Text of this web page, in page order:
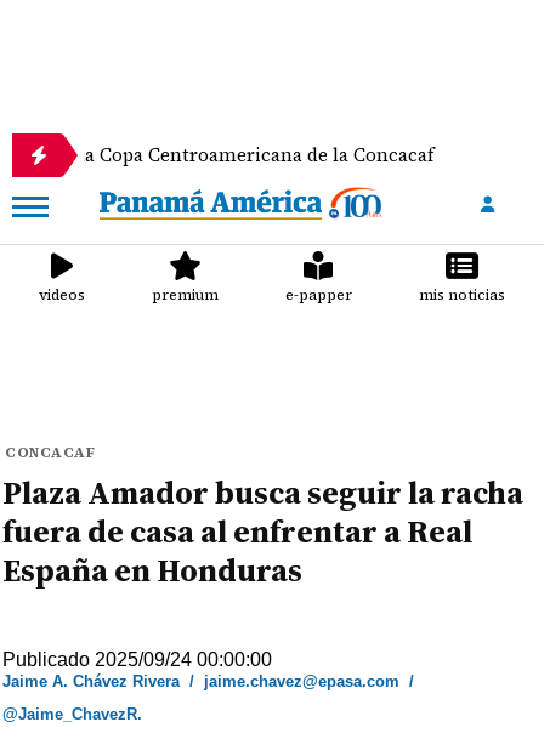
Copa Centroamericana de la Concacaf
videos premium e-papper mis noticias
CONCACAF
Plaza Amador busca seguir la racha
fuera de casa al enfrentar a Real
España en Honduras
Publicado 2025/09/24 00:00:00
Jaime A. Chávez Rivera/ jaime.chavez@epasa.com /
@Jaime_ChavezR.